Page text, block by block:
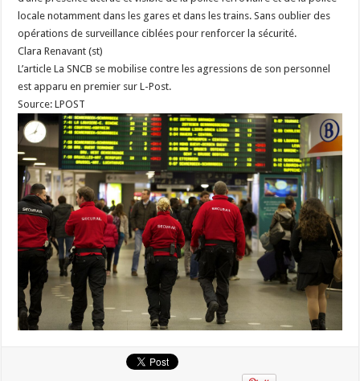
locale notamment dans les gares et dans les trains. Sans oublier des
opérations de surveillance ciblées pour renforcer la sécurité.
Clara Renavant (st)
L’article La SNCB se mobilise contre les agressions de son personnel
est apparu en premier sur L-Post.
Source: LPOST